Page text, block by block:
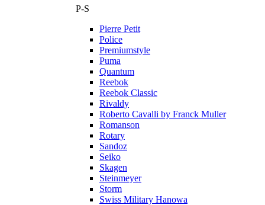
P-S
Pierre Petit
Police
Premiumstyle
Puma
Quantum
Reebok
Reebok Classic
Rivaldy
Roberto Cavalli by Franck Muller
Romanson
Rotary
Sandoz
Seiko
Skagen
Steinmeyer
Storm
Swiss Military Hanowa